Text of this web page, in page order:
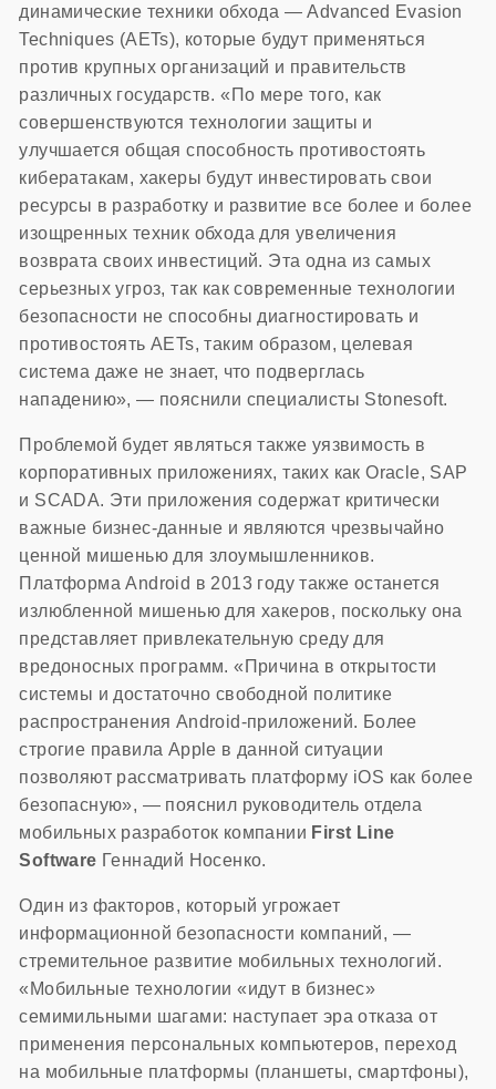
динамические техники обхода — Advanced Evasion
Techniques (AETs), которые будут применяться
против крупных организаций и правительств
различных государств. «По мере того, как
совершенствуются технологии защиты и
улучшается общая способность противостоять
кибератакам, хакеры будут инвестировать свои
ресурсы в разработку и развитие все более и более
изощренных техник обхода для увеличения
возврата своих инвестиций. Эта одна из самых
серьезных угроз, так как современные технологии
безопасности не способны диагностировать и
противостоять AETs, таким образом, целевая
система даже не знает, что подверглась
нападению», — пояснили специалисты Stonesoft.
Проблемой будет являться также уязвимость в
корпоративных приложениях, таких как Oracle, SAP
и SCADA. Эти приложения содержат критически
важные бизнес-данные и являются чрезвычайно
ценной мишенью для злоумышленников.
Платформа Android в 2013 году также останется
излюбленной мишенью для хакеров, поскольку она
представляет привлекательную среду для
вредоносных программ. «Причина в открытости
системы и достаточно свободной политике
распространения Android-приложений. Более
строгие правила Apple в данной ситуации
позволяют рассматривать платформу iOS как более
безопасную», — пояснил руководитель отдела
мобильных разработок компании First Line
Software Геннадий Носенко.
Один из факторов, который угрожает
информационной безопасности компаний, —
стремительное развитие мобильных технологий.
«Мобильные технологии «идут в бизнес»
семимильными шагами: наступает эра отказа от
применения персональных компьютеров, переход
на мобильные платформы (планшеты, смартфоны),